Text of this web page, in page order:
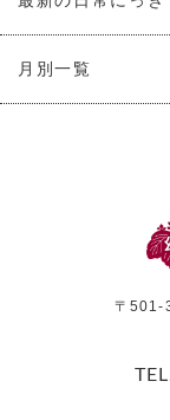
月別一覧
〒501-